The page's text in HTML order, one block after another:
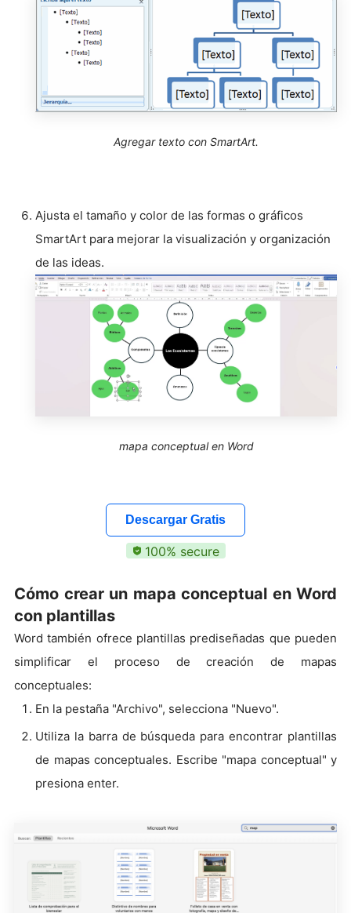
Agregar texto con SmartArt.
Ajusta el tamaño y color de las formas o gráficos
SmartArt para mejorar la visualización y organización
de las ideas.
mapa conceptual en Word
Descargar Gratis
100% secure
Cómo crear un mapa conceptual en Word
con plantillas
Word también ofrece plantillas prediseñadas que pueden
simplificar el proceso de creación de mapas
conceptuales:
En la pestaña "Archivo", selecciona "Nuevo".
Utiliza la barra de búsqueda para encontrar plantillas
de mapas conceptuales. Escribe "mapa conceptual" y
presiona enter.